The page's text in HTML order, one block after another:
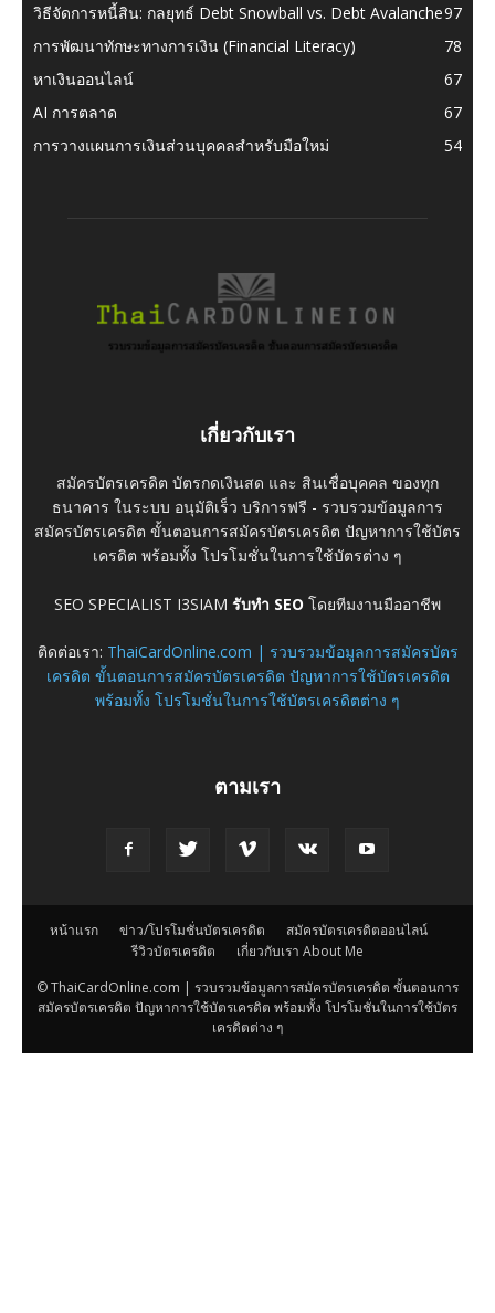
วิธีจัดการหนี้สิน: กลยุทธ์ Debt Snowball vs. Debt Avalanche97
การพัฒนาทักษะทางการเงิน (Financial Literacy)
78
หาเงินออนไลน์
67
AI การตลาด
67
การวางแผนการเงินส่วนบุคคลสำหรับมือใหม่
54
เกี่ยวกับเรา
สมัครบัตรเครดิต บัตรกดเงินสด และ สินเชื่อบุคคล ของทุก
ธนาคาร ในระบบ อนุมัติเร็ว บริการฟรี - รวบรวมข้อมูลการ
สมัครบัตรเครดิต ขั้นตอนการสมัครบัตรเครดิต ปัญหาการใช้บัตร
เครดิต พร้อมทั้ง โปรโมชั่นในการใช้บัตรต่าง ๆ
SEO SPECIALIST I3SIAM รับทำ SEO โดยทีมงานมืออาชีพ
ติดต่อเรา: ThaiCardOnline.com | รวบรวมข้อมูลการสมัครบัตร
เครดิต ขั้นตอนการสมัครบัตรเครดิต ปัญหาการใช้บัตรเครดิต
พร้อมทั้ง โปรโมชั่นในการใช้บัตรเครดิตต่าง ๆ
ตามเรา
หน้าแรก ข่าว/โปรโมชั่นบัตรเครดิต
สมัครบัตรเครดิตออนไลน์
รีวิวบัตรเครดิต
เกี่ยวกับเรา About Me
© ThaiCardOnline.com | รวบรวมข้อมูลการสมัครบัตรเครดิต ขั้นตอนการ
สมัครบัตรเครดิต ปัญหาการใช้บัตรเครดิต พร้อมทั้ง โปรโมชั่นในการใช้บัตร
เครดิตต่าง ๆ